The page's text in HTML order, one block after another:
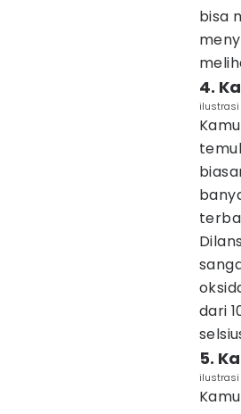
bisa
4.
ilustrasi
dari
5.
ilustrasi